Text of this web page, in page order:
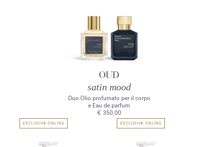
OUD
satin mood
Duo Olio profumato per il corpo
e Eau de parfum
€ 350,00
ESCLUSIVA ONLINE ESCLUSIVA ONLINE